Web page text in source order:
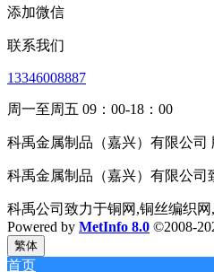
添加微信
联系我们
13346008887
周一至周五 09：00-18：00
科禹金属制品（嘉兴）有限公司
科禹金属制品（嘉兴）有限公司
科禹公司致力于铜网,铜丝编织
Powered by MetInfo 8.0 ©2008-
繁体
首页